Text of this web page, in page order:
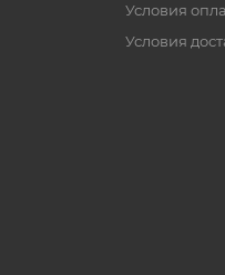
Условия
Условия